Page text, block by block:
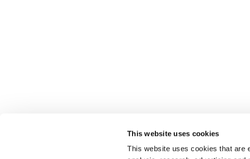
This website uses cookies
This website uses cookies that are